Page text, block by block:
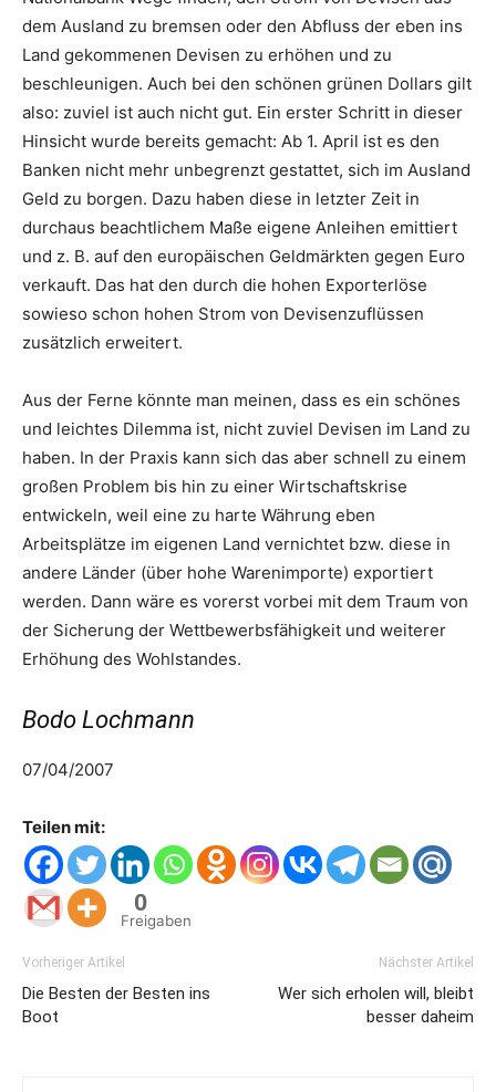
dem Ausland zu bremsen oder den Abfluss der eben ins
Land gekommenen Devisen zu erhöhen und zu
beschleunigen. Auch bei den schönen grünen Dollars gilt
also: zuviel ist auch nicht gut. Ein erster Schritt in dieser
Hinsicht wurde bereits gemacht: Ab 1. April ist es den
Banken nicht mehr unbegrenzt gestattet, sich im Ausland
Geld zu borgen. Dazu haben diese in letzter Zeit in
durchaus beachtlichem Maße eigene Anleihen emittiert
und z. B. auf den europäischen Geldmärkten gegen Euro
verkauft. Das hat den durch die hohen Exporterlöse
sowieso schon hohen Strom von Devisenzuflüssen
zusätzlich erweitert.
Aus der Ferne könnte man meinen, dass es ein schönes
und leichtes Dilemma ist, nicht zuviel Devisen im Land zu
haben. In der Praxis kann sich das aber schnell zu einem
großen Problem bis hin zu einer Wirtschaftskrise
entwickeln, weil eine zu harte Währung eben
Arbeitsplätze im eigenen Land vernichtet bzw. diese in
andere Länder (über hohe Warenimporte) exportiert
werden. Dann wäre es vorerst vorbei mit dem Traum von
der Sicherung der Wettbewerbsfähigkeit und weiterer
Erhöhung des Wohlstandes.
Bodo Lochmann
07/04/2007
Teilen mit:
0
Freigaben
Vorheriger Artikel
Die Besten der Besten ins
Boot
Nächster Artikel
Wer sich erholen will, bleibt
besser daheim